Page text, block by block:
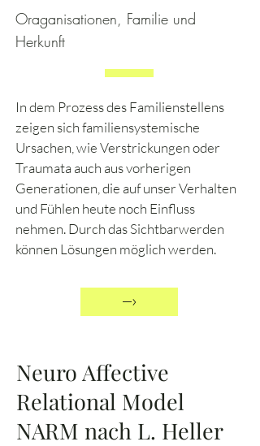
Oraganisationen, Familie und
Herkunft
In dem Prozess des Familienstellens
zeigen sich familiensystemische
Ursachen, wie Verstrickungen oder
Traumata auch aus vorherigen
Generationen, die auf unser Verhalten
und Fühlen heute noch Einfluss
nehmen. Durch das Sichtbarwerden
können Lösungen möglich werden.
–›
Neuro Affective
Relational Model
NARM nach L. Heller